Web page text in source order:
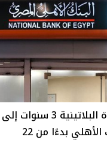
رفع عائد الشهادة البلاتينية 3 سنوات إلى
17.25% في البنك الأهلي بدءًا من 22